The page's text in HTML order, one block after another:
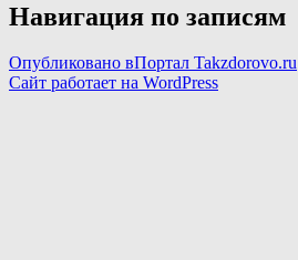
Навигация по записям
Опубликовано вПортал Takzdorovo.ru
Сайт работает на WordPress